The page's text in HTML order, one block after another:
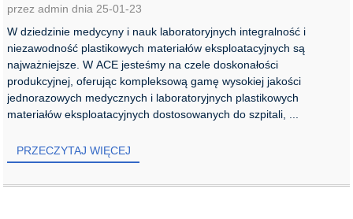
przez admin dnia 25-01-23
W dziedzinie medycyny i nauk laboratoryjnych integralność i
niezawodność plastikowych materiałów eksploatacyjnych są
najważniejsze. W ACE jesteśmy na czele doskonałości
produkcyjnej, oferując kompleksową gamę wysokiej jakości
jednorazowych medycznych i laboratoryjnych plastikowych
materiałów eksploatacyjnych dostosowanych do szpitali, ...
PRZECZYTAJ WIĘCEJ